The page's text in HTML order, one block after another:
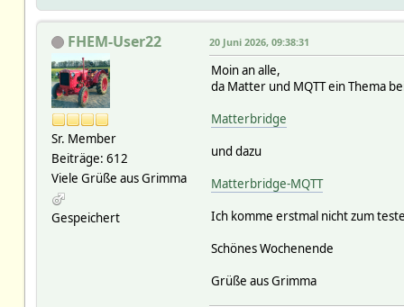
# 2026-06-19 08:20:16 2026-
# 2026-06-19 08:20:16 2026-
# 2026-06-19 08:20:16 2026-
# 2026-06-19 08:20:16 2026-
# 2026-06-19 08:20:16 2026-
# 2026-06-19 08:20:16 2026-
# 2026-06-19 08:20:16 2026-
# 2026-06-19 08:20:16 2026-
# 2026-06-19 08:20:16 2026-
# 2026-06-19 08:20:16 2026-
# 2026-06-19 08:20:16 2026-
# 2026-06-19 08:20:16 2026-
FHEM-User22
Sr. Member
Beiträge: 612
Viele Grüße aus Grimma
Gespeichert
20 Juni 2026, 09:38:31
Moin an alle,
da Matter und MQTT ein Thema
Matterbridge
und dazu
Matterbridge-MQTT
Ich komme erstmal nicht zum
Schönes Wochenende
Grüße aus Grimma